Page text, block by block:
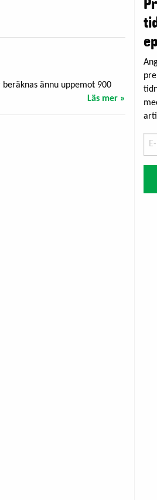
ännu uppemot 900
Läs mer »